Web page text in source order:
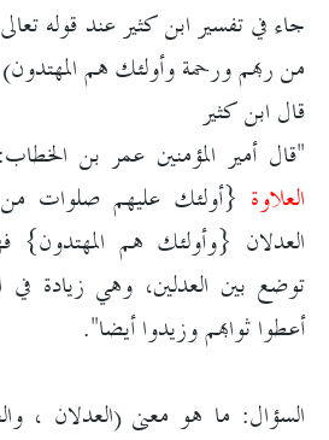
جاء في تفسير ابن كثير عند قوله
من ربهم ورحمة وأولئك هم المهتدون)
قال ابن كثير
"قال أمير المؤمنين عمر بن الخطاب:
العلاوة {أولئك عليهم صلوات
العدلان {وأولئك هم المهتدون}
توضع بين العدلين، وهي زيادة
أعطوا ثوابهم وزيدوا أيضا".
السؤال: ما هو معنى (العدلان ،